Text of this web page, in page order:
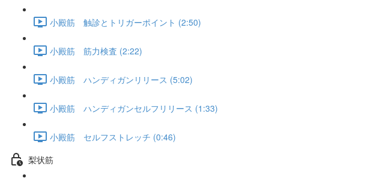
小殿筋 触診とトリガーポイント (2:50)
小殿筋 筋力検査 (2:22)
小殿筋 ハンディガンリリース (5:02)
小殿筋 ハンディガンセルフリリース (1:33)
小殿筋 セルフストレッチ (0:46)
梨状筋